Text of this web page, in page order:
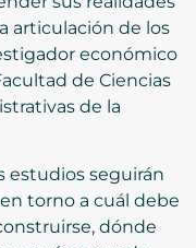
articulación de los
económico
de Ciencias
de la
estudios seguirán
torno a cuál debe
dónde